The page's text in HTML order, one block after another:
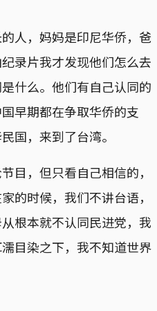
人，妈妈是印尼华侨，爸
录片我才发现他们怎么去
什么。他们有自己认同的
早期都在争取华侨的支
国，来到了台湾。
目，但只看自己相信的，
的时候，我们不讲台语，
根本就不认同民进党，我
目染之下，我不知道世界